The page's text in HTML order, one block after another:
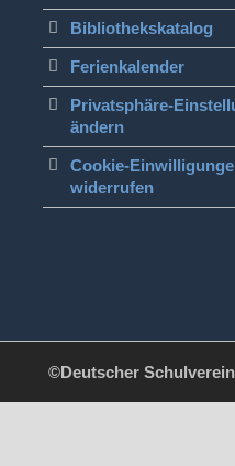
Bibliothekskatalog
Ferienkalender
Privatsphäre-
ändern
Cookie-
widerrufen
©Deutscher